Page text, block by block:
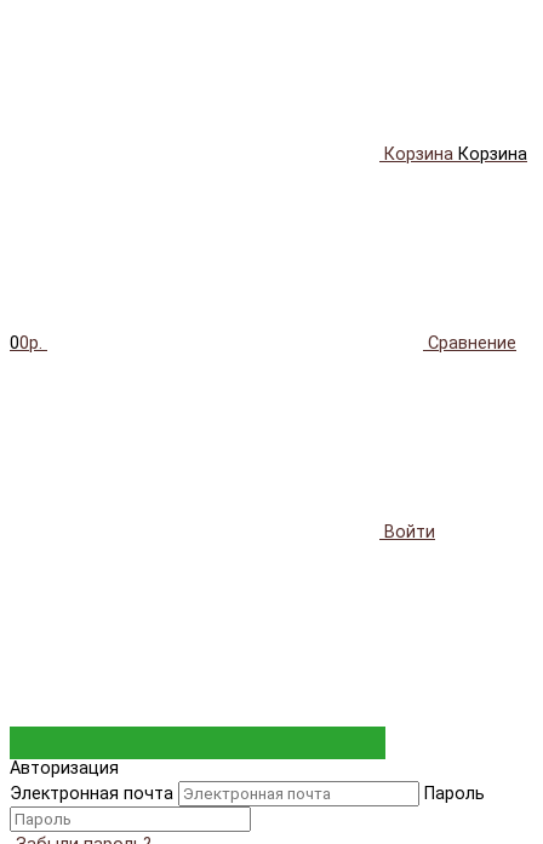
Корзина Корзина
00р. Сравнение
Войти
Авторизация
Электронная почта
Пароль